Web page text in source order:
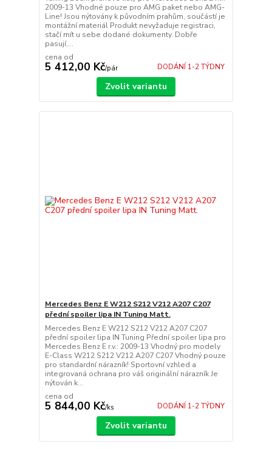
2009-13 Vhodné pouze pro AMG paket nebo AMG-
Line! Jsou nýtovány k původním prahům, součástí je
montážní materiál Produkt nevyžaduje registraci,
stačí mít u sebe dodané dokumenty. Dobře
pasují,...
cena od
5 412,00 Kč/pár DODÁNÍ 1-2 TÝDNY
Zvolit variantu
Mercedes Benz E W212 S212 V212 A207 C207
přední spoiler lipa IN Tuning Matt.
Mercedes Benz E W212 S212 V212 A207 C207
přední spoiler lipa IN Tuning Přední spoiler lipa pro
Mercedes Benz E r.v.: 2009-13 Vhodný pro modely
E-Class W212 S212 V212 A207 C207 Vhodný pouze
pro standardní nárazník! Sportovní vzhled a
integrovaná ochrana pro váš originální nárazník Je
nýtován k...
cena od
5 844,00 Kč/ks DODÁNÍ 1-2 TÝDNY
Zvolit variantu